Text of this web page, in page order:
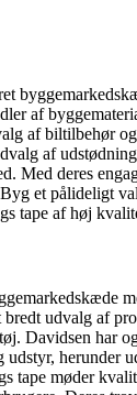
af
af biltilbehør
af
Med deres
et pålideligt
tape af høj
udvalg af
Davidsen har
herunder
tape møder